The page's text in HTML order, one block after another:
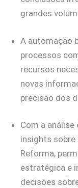
grandes
A automação
processos
recursos
novas
precisão dos
Com a
insights sobre
Reforma,
estratégica e
decisões